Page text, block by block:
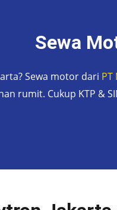
Sewa
Sewa motor dari PT
rumit. Cukup KTP &